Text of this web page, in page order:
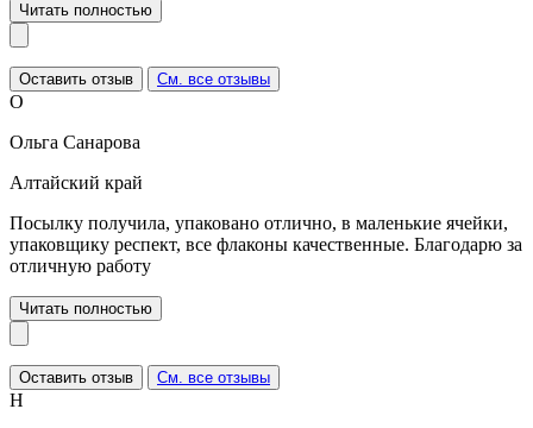
Читать полностью
Оставить отзыв См. все отзывы
О
Ольга Санарова
Алтайский край
Посылку получила, упаковано отлично, в маленькие ячейки,
упаковщику респект, все флаконы качественные. Благодарю за
отличную работу
Читать полностью
Оставить отзыв См. все отзывы
Н